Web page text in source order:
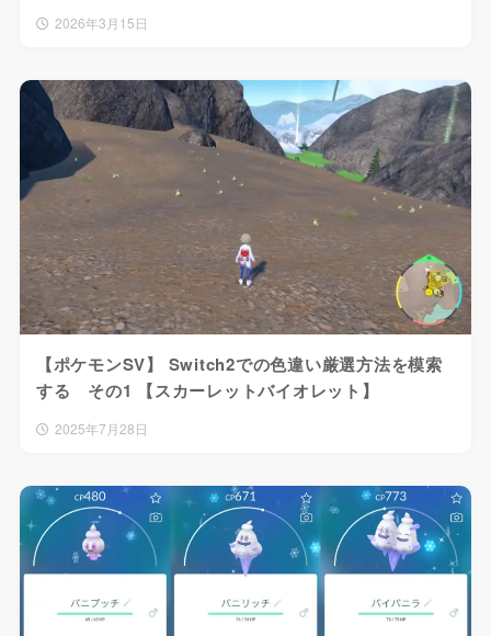
2026年3月15日
【ポケモンSV】 Switch2での色違い厳選方法を模索
する その1 【スカーレットバイオレット】
2025年7月28日